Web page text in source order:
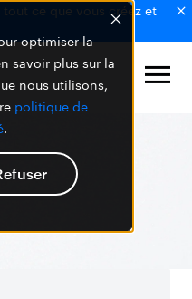
optimiser la
savoir plus sur la
nous utilisons,
politique de
.
ce que vous créez et